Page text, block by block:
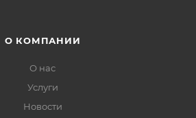
О КОМПАНИИ
О нас
Услуги
Новости